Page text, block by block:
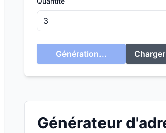
Génération...
Générateur